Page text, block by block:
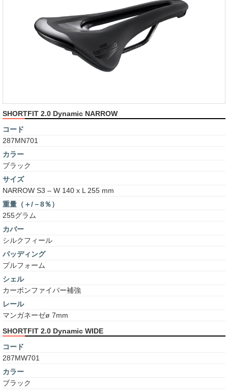
SHORTFIT 2.0 Dynamic NARROW
コード
287MN701
カラー
ブラック
サイズ
NARROW S3 – W 140 x L 255 mm
重量（＋/－8％）
255グラム
カバー
シルクフィール
パッディング
プルフォーム
シェル
カーボンファイバー補強
レール
マンガネーゼø 7mm
SHORTFIT 2.0 Dynamic WIDE
コード
287MW701
カラー
ブラック